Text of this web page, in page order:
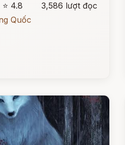
⭐ 4.8
3,586 lượt đọc
Quốc